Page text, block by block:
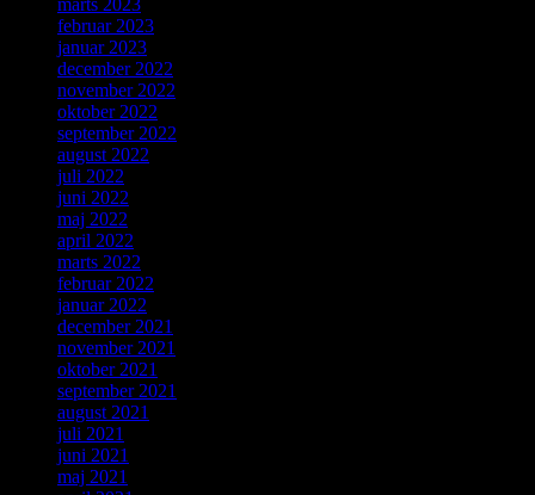
marts 2023
februar 2023
januar 2023
december 2022
november 2022
oktober 2022
september 2022
august 2022
juli 2022
juni 2022
maj 2022
april 2022
marts 2022
februar 2022
januar 2022
december 2021
november 2021
oktober 2021
september 2021
august 2021
juli 2021
juni 2021
maj 2021